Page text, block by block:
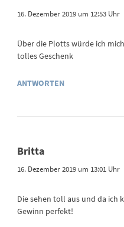
16. Dezember 2019 um 12:53 Uhr
Über die Plotts würde ich
tolles Geschenk
ANTWORTEN
Britta
16. Dezember 2019 um 13:01 Uhr
Die sehen toll aus und da ich
Gewinn perfekt!